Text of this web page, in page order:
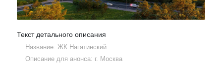
Текст детального описания
Название: ЖК Нагатинский
Описание для анонса: г. Москва